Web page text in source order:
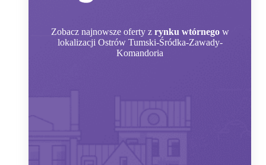
Zobacz najnowsze oferty z rynku wtórnego w
lokalizacji Ostrów Tumski-Śródka-Zawady-
Komandoria